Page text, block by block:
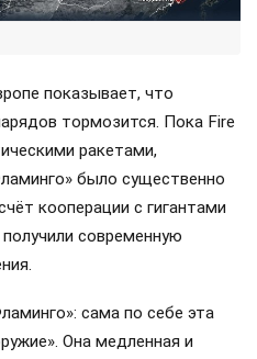
показывает, что
тормозится. Пока Fire
ракетами,
было существенно
кооперации с гигантами
современную
сама по себе эта
Она медленная и